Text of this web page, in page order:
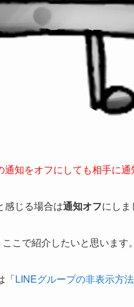
知をオフにしても相手に通
感じる場合は通知オフにしま
こで紹介したいと思います。
「LINEグループの非表示方